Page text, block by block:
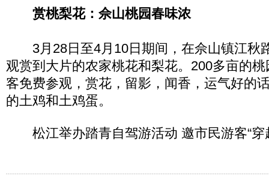
赏桃梨花：佘山桃园春味浓
3月28日至4月10日期间，在佘山镇江秋
观赏到大片的农家桃花和梨花。200多亩的
客免费参观，赏花，留影，闻香，运气好的
的土鸡和土鸡蛋。
松江举办踏青自驾游活动 邀市民游客“穿